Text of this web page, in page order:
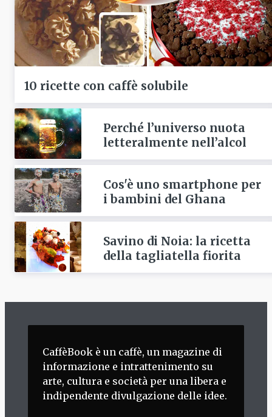
10 ricette con caffè solubile
Perché l’universo nuota
letteralmente nell’alcol
Cos'è uno smartphone per
i bambini del Ghana
Savino di Noia: la ricetta
della tagliatella fiorita
CaffèBook è un caffè, un magazine di
informazione e intrattenimento su
arte, cultura e società per una libera e
indipendente divulgazione delle idee.